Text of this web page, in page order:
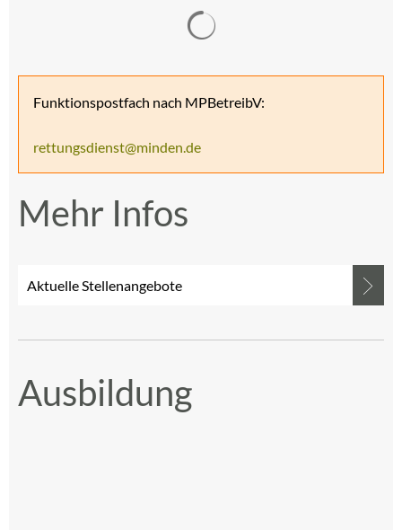
Funktionspostfach nach MPBetreibV:
rettungsdienst@minden.de
Mehr Infos
Aktuelle Stellenangebote
Ausbildung